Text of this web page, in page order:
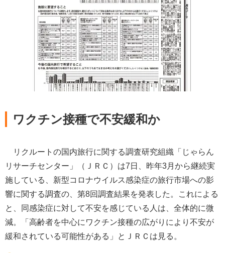
ワクチン接種で不安緩和か
リクルートの国内旅行に関する調査研究組織「じゃらん
リサーチセンター」（ＪＲＣ）は7日、昨年3月から継続実
施している、新型コロナウイルス感染症の旅行市場への影
響に関する調査の、第8回調査結果を発表した。これによる
と、同感染症に対して不安を感じている人は、全体的に微
減。「高齢者を中心にワクチン接種の広がりにより不安が
緩和されている可能性がある」とＪＲＣは見る。